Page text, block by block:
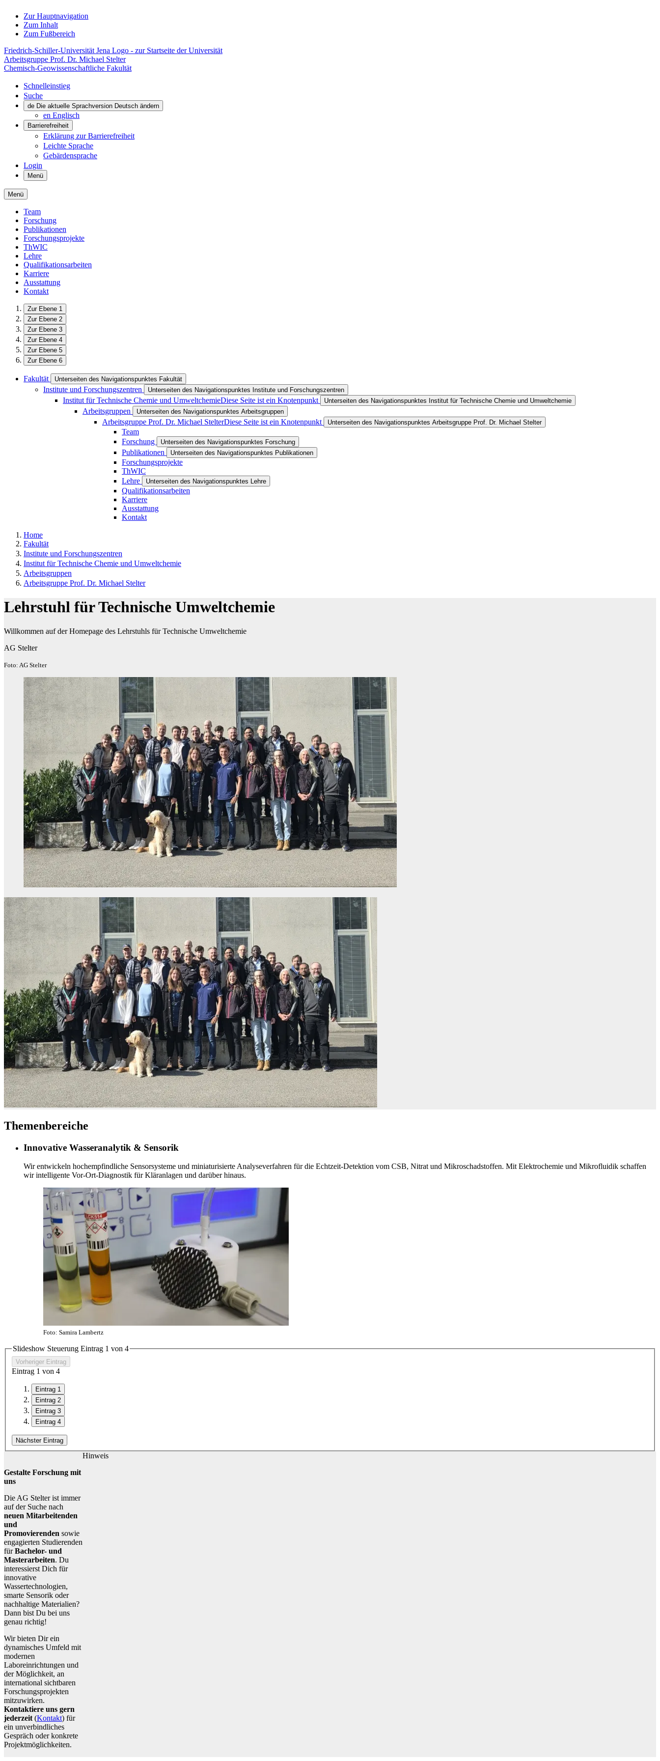
Zur Hauptnavigation
Zum Inhalt
Zum Fußbereich
Friedrich-Schiller-Universität Jena Logo - zur Startseite der Universität
Arbeitsgruppe Prof. Dr. Michael Stelter
Chemisch-Geowissenschaftliche Fakultät
Schnelleinstieg
Suche
de Die aktuelle Sprachversion Deutsch ändern
en Englisch
Barrierefreiheit
Erklärung zur Barrierefreiheit
Leichte Sprache
Gebärdensprache
Login
Menü
Menü
Team
Forschung
Publikationen
Forschungsprojekte
ThWIC
Lehre
Qualifikationsarbeiten
Karriere
Ausstattung
Kontakt
Zur Ebene 1
Zur Ebene 2
Zur Ebene 3
Zur Ebene 4
Zur Ebene 5
Zur Ebene 6
Fakultät Unterseiten des Navigationspunktes Fakultät
Institute und Forschungszentren Unterseiten des Navigationspunktes Institute und Forschungszentren
Institut für Technische Chemie und UmweltchemieDiese Seite ist ein Knotenpunkt Unterseiten des Navigationspunktes Institut für Technische Chemie und Umweltchemie
Arbeitsgruppen Unterseiten des Navigationspunktes Arbeitsgruppen
Arbeitsgruppe Prof. Dr. Michael StelterDiese Seite ist ein Knotenpunkt Unterseiten des Navigationspunktes Arbeitsgruppe Prof. Dr. Michael Stelter
Team
Forschung
Unterseiten des Navigationspunktes Forschung
Publikationen Unterseiten des Navigationspunktes Publikationen
Forschungsprojekte
ThWIC
Lehre
Unterseiten des Navigationspunktes Lehre
Qualifikationsarbeiten
Karriere
Ausstattung
Kontakt
Home
Fakultät
Institute und Forschungszentren
Institut für Technische Chemie und Umweltchemie
Arbeitsgruppen
Arbeitsgruppe Prof. Dr. Michael Stelter
Lehrstuhl für Technische Umweltchemie
Willkommen auf der Homepage des Lehrstuhls für Technische Umweltchemie
AG Stelter
Foto: AG Stelter
Themenbereiche
Innovative Wasseranalytik & Sensorik
Wir entwickeln hochempfindliche Sensorsysteme und miniaturisierte Analyseverfahren für die Echtzeit-Detektion vom CSB, Nitrat und Mikroschadstoffen. Mit Elektrochemie und Mikrofluidik schaffen
wir intelligente Vor-Ort-Diagnostik für Kläranlagen und darüber hinaus.
Foto: Samira Lambertz
Slideshow Steuerung Eintrag 1 von 4
Vorheriger Eintrag
Eintrag 1 von 4
Eintrag 1
Eintrag 2
Eintrag 3
Eintrag 4
Nächster Eintrag
Hinweis
Gestalte Forschung mit
uns
Die AG Stelter ist immer
auf der Suche nach
neuen Mitarbeitenden
und
Promovierenden sowie
engagierten Studierenden
fürBachelor- und
Masterarbeiten. Du
interessierst Dich für
innovative
Wassertechnologien,
smarte Sensorik oder
nachhaltige Materialien?
Dann bist Du bei uns
genau richtig!
Wir bieten Dir ein
dynamisches Umfeld mit
modernen
Laboreinrichtungen und
der Möglichkeit, an
international sichtbaren
Forschungsprojekten
mitzuwirken.
Kontaktiere uns gern
jederzeit (Kontakt) für
ein unverbindliches
Gespräch oder konkrete
Projektmöglichkeiten.